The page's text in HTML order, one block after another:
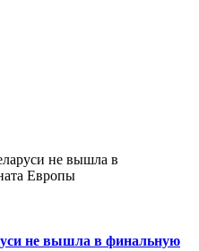
не вышла в
Европы
не вышла в финальную